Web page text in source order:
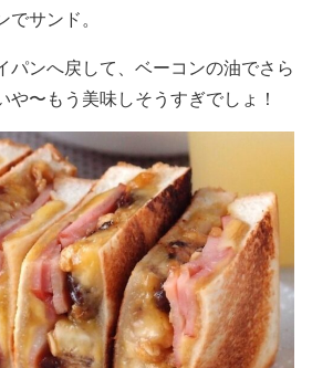
サンド。
パンへ戻して、ベーコンの油でさら
や〜もう 美味しそうすぎでしょ！